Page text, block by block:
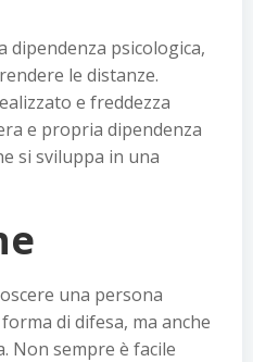
dipendenza psicologica,
le distanze.
e freddezza
e propria dipendenza
si sviluppa in una
una persona
di difesa, ma anche
Non sempre è facile